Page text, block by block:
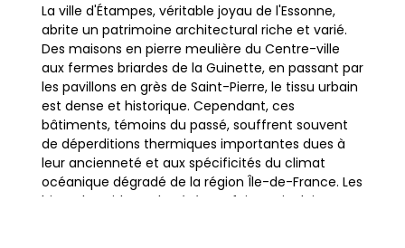
La ville d'Étampes, véritable joyau de l'Essonne,
abrite un patrimoine architectural riche et varié.
Des maisons en pierre meulière du Centre-ville
aux fermes briardes de la Guinette, en passant par
les pavillons en grès de Saint-Pierre, le tissu urbain
est dense et historique. Cependant, ces
bâtiments, témoins du passé, souffrent souvent
de déperditions thermiques importantes dues à
leur ancienneté et aux spécificités du climat
océanique dégradé de la région Île-de-France. Les
hivers humides et les étés parfois caniculaires